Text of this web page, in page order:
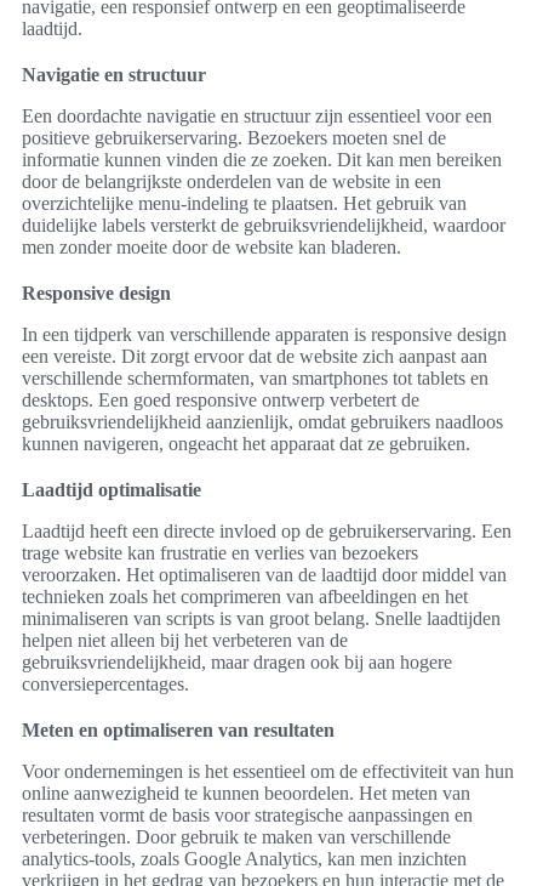
navigatie, een responsief ontwerp en een geoptimaliseerde
laadtijd.
Navigatie en structuur
Een doordachte navigatie en structuur zijn essentieel voor een
positieve gebruikerservaring. Bezoekers moeten snel de
informatie kunnen vinden die ze zoeken. Dit kan men bereiken
door de belangrijkste onderdelen van de website in een
overzichtelijke menu-indeling te plaatsen. Het gebruik van
duidelijke labels versterkt de gebruiksvriendelijkheid, waardoor
men zonder moeite door de website kan bladeren.
Responsive design
In een tijdperk van verschillende apparaten is responsive design
een vereiste. Dit zorgt ervoor dat de website zich aanpast aan
verschillende schermformaten, van smartphones tot tablets en
desktops. Een goed responsive ontwerp verbetert de
gebruiksvriendelijkheid aanzienlijk, omdat gebruikers naadloos
kunnen navigeren, ongeacht het apparaat dat ze gebruiken.
Laadtijd optimalisatie
Laadtijd heeft een directe invloed op de gebruikerservaring. Een
trage website kan frustratie en verlies van bezoekers
veroorzaken. Het optimaliseren van de laadtijd door middel van
technieken zoals het comprimeren van afbeeldingen en het
minimaliseren van scripts is van groot belang. Snelle laadtijden
helpen niet alleen bij het verbeteren van de
gebruiksvriendelijkheid, maar dragen ook bij aan hogere
conversiepercentages.
Meten en optimaliseren van resultaten
Voor ondernemingen is het essentieel om de effectiviteit van hun
online aanwezigheid te kunnen beoordelen. Het meten van
resultaten vormt de basis voor strategische aanpassingen en
verbeteringen. Door gebruik te maken van verschillende
analytics-tools, zoals Google Analytics, kan men inzichten
verkrijgen in het gedrag van bezoekers en hun interactie met de